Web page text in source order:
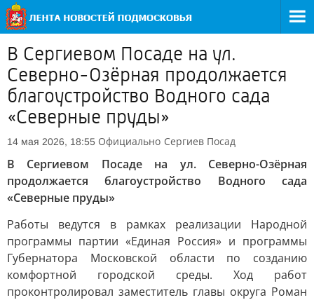
В Сергиевом Посаде на ул.
Северно-Озёрная продолжается
благоустройство Водного сада
«Северные пруды»
14 мая 2026, 18:55 Официально Сергиев Посад
В Сергиевом Посаде на ул. Северно-Озёрная
продолжается благоустройство Водного сада
«Северные пруды»
Работы ведутся в рамках реализации Народной
программы партии «Единая Россия» и программы
Губернатора Московской области по созданию
комфортной городской среды. Ход работ
проконтролировал заместитель главы округа Роман